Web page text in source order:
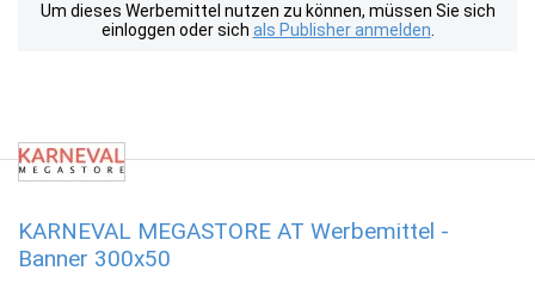
Um dieses Werbemittel nutzen zu können, müssen Sie sich
einloggen oder sich als Publisher anmelden
KARNEVAL MEGASTORE AT Werbemittel -
Banner 300x50